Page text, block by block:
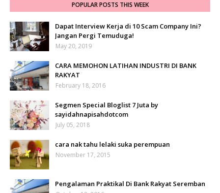
POPULAR POSTS THIS WEEK
Dapat Interview Kerja di 10 Scam Company Ini?
Jangan Pergi Temuduga!
May 20, 2019
CARA MEMOHON LATIHAN INDUSTRI DI BANK
RAKYAT
February 18, 2016
Segmen Special Bloglist 7 Juta by
sayidahnapisahdotcom
July 05, 2018
cara nak tahu lelaki suka perempuan
November 17, 2015
Pengalaman Praktikal Di Bank Rakyat Seremban